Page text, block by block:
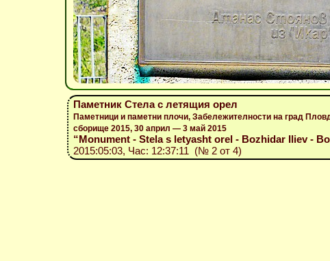
Паметник Стела с летящия орел
Паметници и паметни плочи, Забележителности на град
сборище 2015, 30 април — 3 май 2015
“Monument - Stela s letyasht orel - Bozhidar Iliev -
2015:05:03, Час: 12:37:11 (№ 2 от 4)